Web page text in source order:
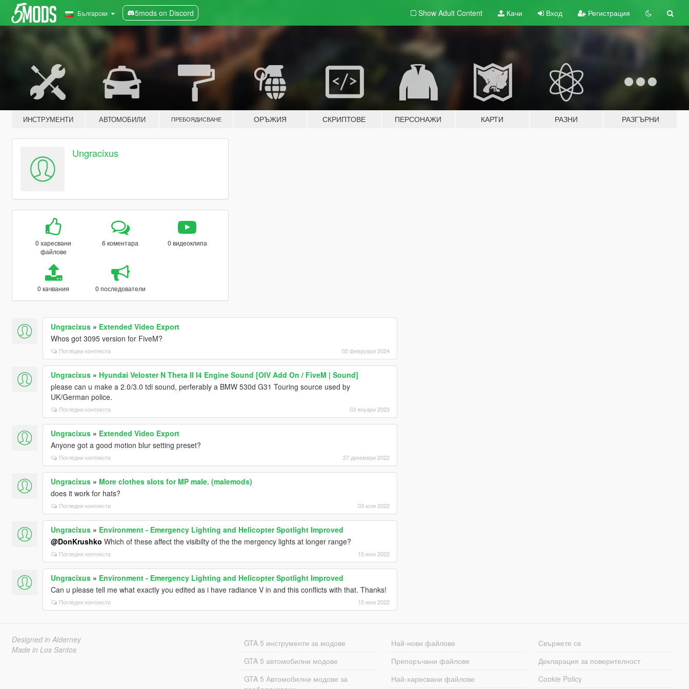
Български 5mods on Discord Show Adult Content Качи Вход Регистрация
ИНСТРУМЕНТИ АВТОМОБИЛИ ПРЕБОЯДИСВАНЕ ОРЪЖИЯ СКРИПТОВЕ ПЕРСОНАЖИ КАРТИ РАЗНИ РАЗГЪРНИ
Ungracixus
0 харесвани
файлове
6 коментара 0 видеоклипа
0 качвания 0 последователи
Ungracixus» Extended Video Export
Whos got 3095 version for FiveM?
Погледни контекста 02 февруари 2024
Ungracixus» Hyundai Veloster N Theta II I4 Engine Sound [OIV Add On / FiveM | Sound]
please can u make a 2.0/3.0 tdi sound, perferably a BMW 530d G31 Touring source used by
UK/German police.
Погледни контекста 03 януари 2023
Ungracixus» Extended Video Export
Anyone got a good motion blur setting preset?
Погледни контекста 27 декември 2022
Ungracixus» More clothes slots for MP male. (malemods)
does it work for hats?
Погледни контекста 03 юли 2022
Ungracixus» Environment - Emergency Lighting and Helicopter Spotlight Improved
@DonKrushko Which of these affect the visibilty of the the mergency lights at longer range?
Погледни контекста 15 юни 2022
Ungracixus» Environment - Emergency Lighting and Helicopter Spotlight Improved
Can u please tell me what exactly you edited as i have radiance V in and this conflicts with that. Thanks!
Погледни контекста 15 юни 2022
Designed in Alderney
Made in Los Santos
GTA 5 инструменти за модове
GTA 5 автомобилни модове
GTA 5 Автомобилни модове за
Най-нови файлове
Препоръчани файлове
Най-харесвани файлове
Свържете се
Декларация за поверителност
Cookie Policy